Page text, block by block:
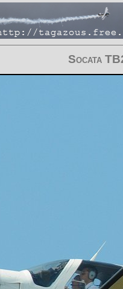
Socata